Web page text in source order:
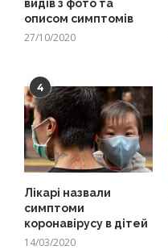
видів з фото та
описом симптомів
27/10/2020
4
Лікарі назвали
симптоми
коронавірусу в дітей
14/03/2020